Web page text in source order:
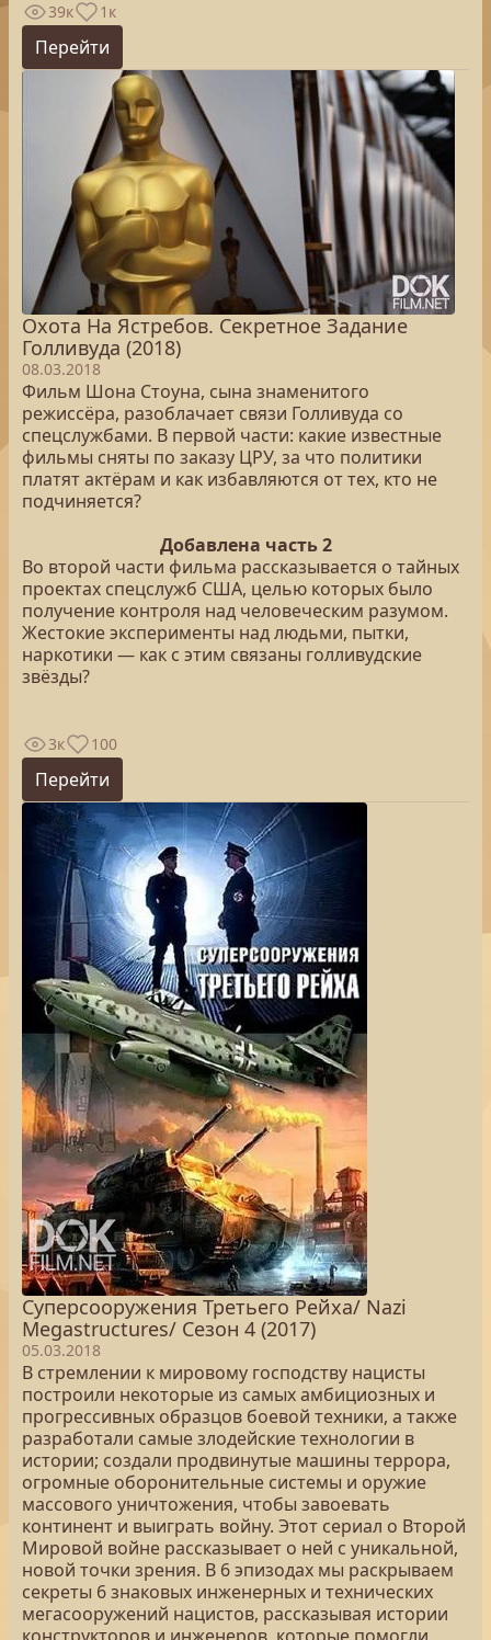
39к 1к
Перейти
Охота На Ястребов. Секретное Задание
Голливуда (2018)
08.03.2018
Фильм Шона Стоуна, сына знаменитого
режиссёра, разоблачает связи Голливуда со
спецслужбами. В первой части: какие известные
фильмы сняты по заказу ЦРУ, за что политики
платят актёрам и как избавляются от тех, кто не
подчиняется?
Добавлена часть 2
Во второй части фильма рассказывается о тайных
проектах спецслужб США, целью которых было
получение контроля над человеческим разумом.
Жестокие эксперименты над людьми, пытки,
наркотики — как с этим связаны голливудские
звёзды?
3к 100
Перейти
Суперсооружения Третьего Рейха/ Nazi
Megastructures/ Сезон 4 (2017)
05.03.2018
В стремлении к мировому господству нацисты
построили некоторые из самых амбициозных и
прогрессивных образцов боевой техники, а также
разработали самые злодейские технологии в
истории; создали продвинутые машины террора,
огромные оборонительные системы и оружие
массового уничтожения, чтобы завоевать
континент и выиграть войну. Этот сериал о Второй
Мировой войне рассказывает о ней с уникальной,
новой точки зрения. В 6 эпизодах мы раскрываем
секреты 6 знаковых инженерных и технических
мегасооружений нацистов, рассказывая истории